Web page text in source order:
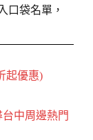
口袋名單，
起優惠)
台中周邊熱門